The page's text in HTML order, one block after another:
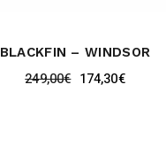
BLACKFIN – WINDSOR
249,00€ 174,30€